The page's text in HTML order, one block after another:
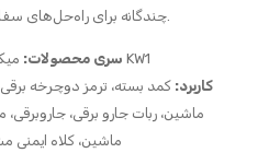
چندگانه برای راه‌حل‌های سفارشی پشتیبانی می‌کند.
سری محصولات: میکرو سوئیچ ضد آب KW1
کاربرد: کمد بسته، ترمز دوچرخه
ماشین، ربات جارو برقی، جاروبرقی،
ماشین، کلاه ایمنی